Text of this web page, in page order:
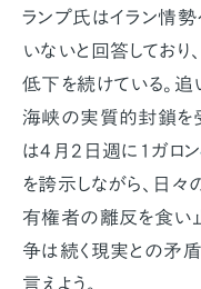
ランプ氏はイラン情
いないと回答しており
低下を続けている。追
海峡の実質的封鎖を
は4月2日週に1ガロン
を誇示しながら、日
有権者の離反を食い
争は続く現実との矛
言えよう。